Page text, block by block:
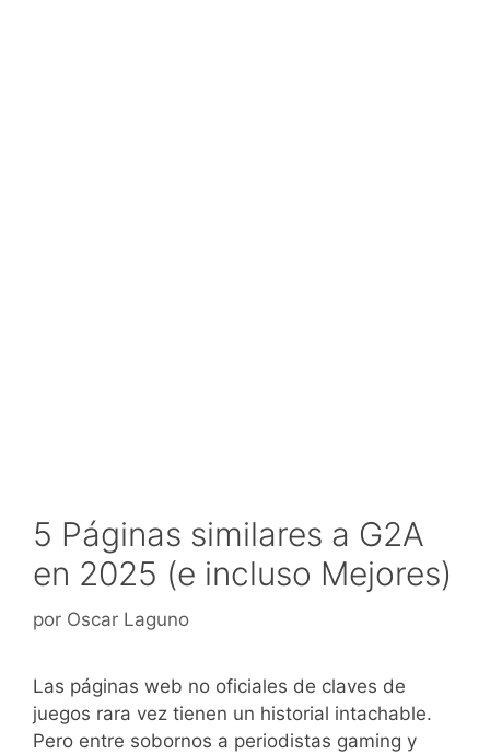
5 Páginas similares a G2A
en 2025 (e incluso Mejores)
por Oscar Laguno
Las páginas web no oficiales de claves de
juegos rara vez tienen un historial intachable.
Pero entre sobornos a periodistas gaming y